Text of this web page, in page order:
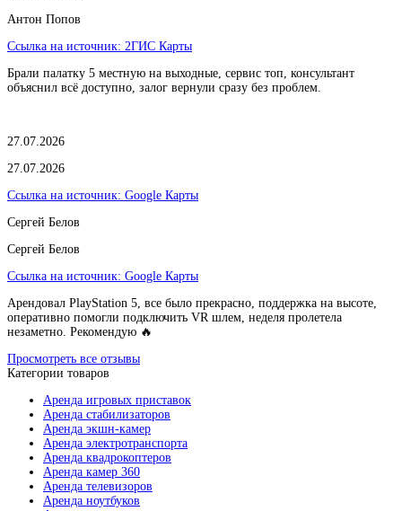
Антон Попов
Ссылка на источник: 2ГИС Карты
Брали палатку 5 местную на выходные, сервис топ, консультант
объяснил всё доступно, залог вернули сразу без проблем.
27.07.2026
27.07.2026
Ссылка на источник: Google Карты
Сергей Белов
Сергей Белов
Ссылка на источник: Google Карты
Арендовал PlayStation 5, все было прекрасно, поддержка на высоте,
оперативно помогли подключить VR шлем, неделя пролетела
незаметно. Рекомендую 🔥
Просмотреть все отзывы
Категории товаров
Аренда игровых приставок
Аренда стабилизаторов
Аренда экшн-камер
Аренда электротранспорта
Аренда квадрокоптеров
Аренда камер 360
Аренда телевизоров
Аренда ноутбуков